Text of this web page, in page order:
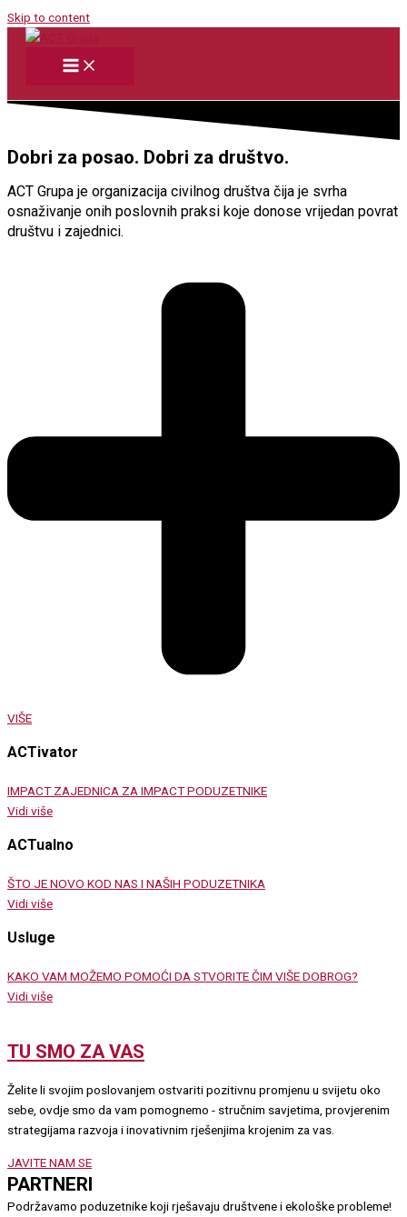
Skip to content
Dobri za posao. Dobri za društvo.
ACT Grupa je organizacija civilnog društva čija je svrha
osnaživanje onih poslovnih praksi koje donose vrijedan povrat
društvu i zajednici.
VIŠE
ACTivator
IMPACT ZAJEDNICA ZA IMPACT PODUZETNIKE
Vidi više
ACTualno
ŠTO JE NOVO KOD NAS I NAŠIH PODUZETNIKA
Vidi više
Usluge
KAKO VAM MOŽEMO POMOĆI DA STVORITE ČIM VIŠE DOBROG?
Vidi više
TU SMO ZA VAS
Želite li svojim poslovanjem ostvariti pozitivnu promjenu u svijetu oko
sebe, ovdje smo da vam pomognemo - stručnim savjetima, provjerenim
strategijama razvoja i inovativnim rješenjima krojenim za vas.
JAVITE NAM SE
PARTNERI
Podržavamo poduzetnike koji rješavaju društvene i ekološke probleme!